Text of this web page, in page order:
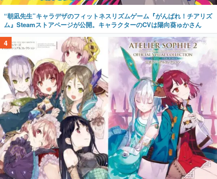
“朝凪先生”キャラデザのフィットネスリズムゲーム『がんばれ！チアリズ
ム』Steamストアページが公開。キャラクターのCVは陽向葵ゅかさん
4